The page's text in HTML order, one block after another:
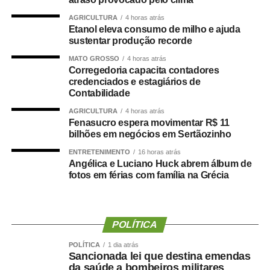
“Os números demonstram que o Hospital Municipal de
Cuiabá cumpre um papel essencial na organização da
nossa rede de urgência e emergência. Ser responsável
por praticamente metade das transferências das UPAs
significa garantir acesso mais rápido à internação,
desafogar as unidades de pronto atendimento e oferecer
um cuidado mais resolutivo à população. Nosso
compromisso é continuar fortalecendo a rede municipal
com planejamento, investimentos e ampliação da
capacidade assistencial”, afirmou.
Liderança nas internações em enfermaria
O desempenho do HMC torna-se ainda mais expressivo
recebeu 638 pacientes — 335 em maio e 303 em junho
—, concentrando 53,6% de todas as transferências
destinadas a leitos clínicos e cirúrgicos da rede.
Nas admissões em Unidade de Terapia Intensiva (UTI), a
AGRICULTURA 4 horas atrás
Etanol eleva consumo de milho e ajuda
sustentar produção recorde
MATO GROSSO 4 horas atrás
Corregedoria capacita contadores
credenciados e estagiários de
Contabilidade
AGRICULTURA 4 horas atrás
Fenasucro espera movimentar R$ 11
bilhões em negócios em Sertãozinho
ENTRETENIMENTO 16 horas atrás
Angélica e Luciano Huck abrem álbum de
fotos em férias com família na Grécia
POLÍTICA
POLÍTICA 1 dia atrás
Sancionada lei que destina emendas
da saúde a bombeiros militares